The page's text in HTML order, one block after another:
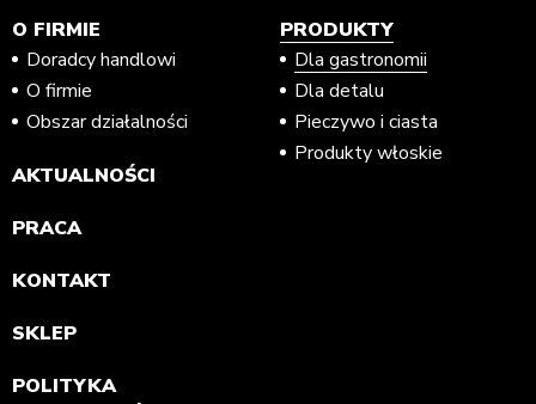
O FIRMIE
Doradcy handlowi
O firmie
Obszar działalności
AKTUALNOŚCI
PRACA
KONTAKT
SKLEP
POLITYKA
PRODUKTY
Dla gastronomii
Dla detalu
Pieczywo i ciasta
Produkty włoskie